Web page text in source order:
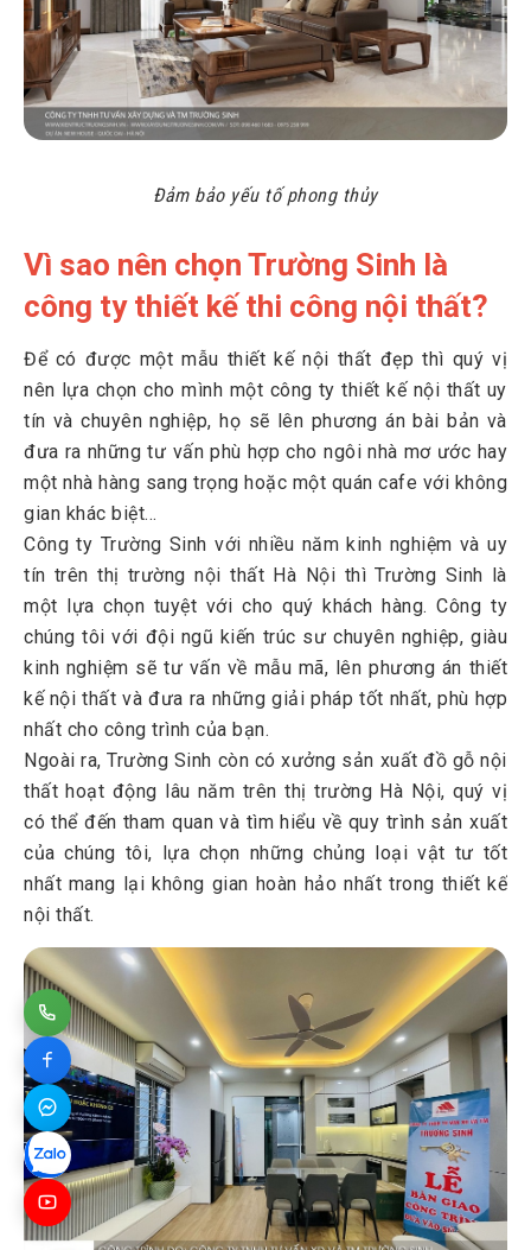
Đảm bảo yếu tố phong thủy
Vì sao nên chọn Trường Sinh là
công ty thiết kế thi công nội thất?
Để có được một mẫu thiết kế nội thất đẹp thì quý vị
nên lựa chọn cho mình một công ty thiết kế nội thất uy
tín và chuyên nghiệp, họ sẽ lên phương án bài bản và
đưa ra những tư vấn phù hợp cho ngôi nhà mơ ước hay
một nhà hàng sang trọng hoặc một quán cafe với không
gian khác biệt...
Công ty Trường Sinh với nhiều năm kinh nghiệm và uy
tín trên thị trường nội thất Hà Nội thì Trường Sinh là
một lựa chọn tuyệt với cho quý khách hàng. Công ty
chúng tôi với đội ngũ kiến trúc sư chuyên nghiệp, giàu
kinh nghiệm sẽ tư vấn về mẫu mã, lên phương án thiết
kế nội thất và đưa ra những giải pháp tốt nhất, phù hợp
nhất cho công trình của bạn.
Ngoài ra, Trường Sinh còn có xưởng sản xuất đồ gỗ nội
thất hoạt động lâu năm trên thị trường Hà Nội, quý vị
có thể đến tham quan và tìm hiểu về quy trình sản xuất
của chúng tôi, lựa chọn những chủng loại vật tư tốt
nhất mang lại không gian hoàn hảo nhất trong thiết kế
nội thất.